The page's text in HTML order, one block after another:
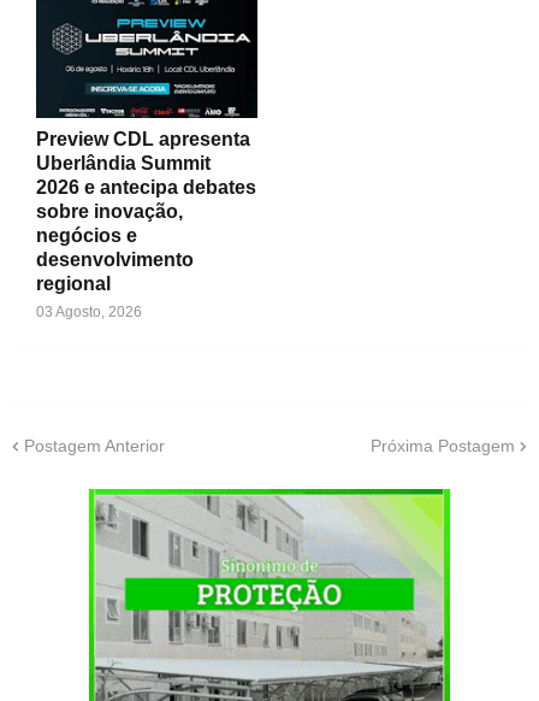
Preview CDL apresenta
Uberlândia Summit
2026 e antecipa debates
sobre inovação,
negócios e
desenvolvimento
regional
03 Agosto, 2026
Postagem Anterior Próxima Postagem